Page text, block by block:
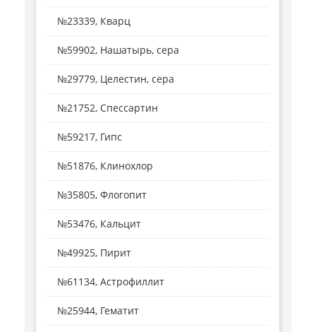
№23339, Кварц
№59902, Нашатырь, сера
№29779, Целестин, сера
№21752, Спессартин
№59217, Гипс
№51876, Клинохлор
№35805, Флогопит
№53476, Кальцит
№49925, Пирит
№61134, Астрофиллит
№25944, Гематит